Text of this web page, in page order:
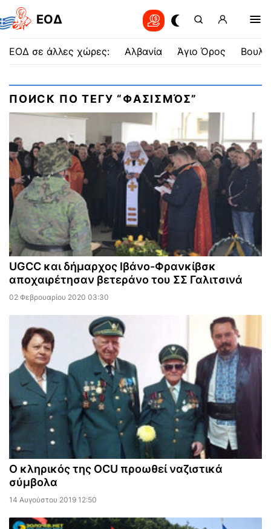
EOΔ
ΕΟΔ σε άλλες χώρες: Αλβανία Άγιο Όρος
ПОИСК ПО ТЕГУ “ΦΑΣΙΣΜΌΣ”
UGCC και δήμαρχος Ιβάνο-Φρανκίβσκ
αποχαιρέτησαν βετεράνο του ΣΣ Γαλιτσινά
02 Φεβρουαρίου 2020 03:30
Ο κληρικός της OCU προωθεί ναζιστικά
σύμβολα
14 Αυγούστου 2019 12:50